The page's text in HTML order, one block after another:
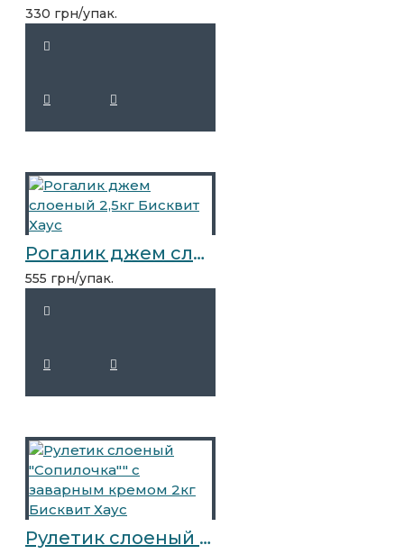
330 грн/упак.
Рогалик джем слоеный 2,5кг Бисквит Хаус
555 грн/упак.
Рулетик слоеный "Сопилочка"" с заварным кремом 2кг Бисквит Хаус